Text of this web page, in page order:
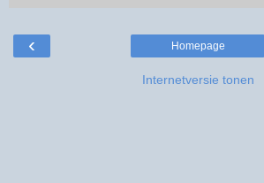
‹ Homepage
Internetversie tonen